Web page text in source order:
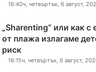
16:40ч, четвъртък, 6 август,
„Sharenting“ или как с
от плажа излагаме
риск
16:15ч, четвъртък, 6 август,